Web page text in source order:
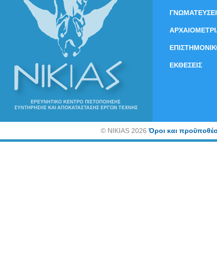
ΕΚΘΕΣΕΙΣ
©NIKIAS 2026Όροι και